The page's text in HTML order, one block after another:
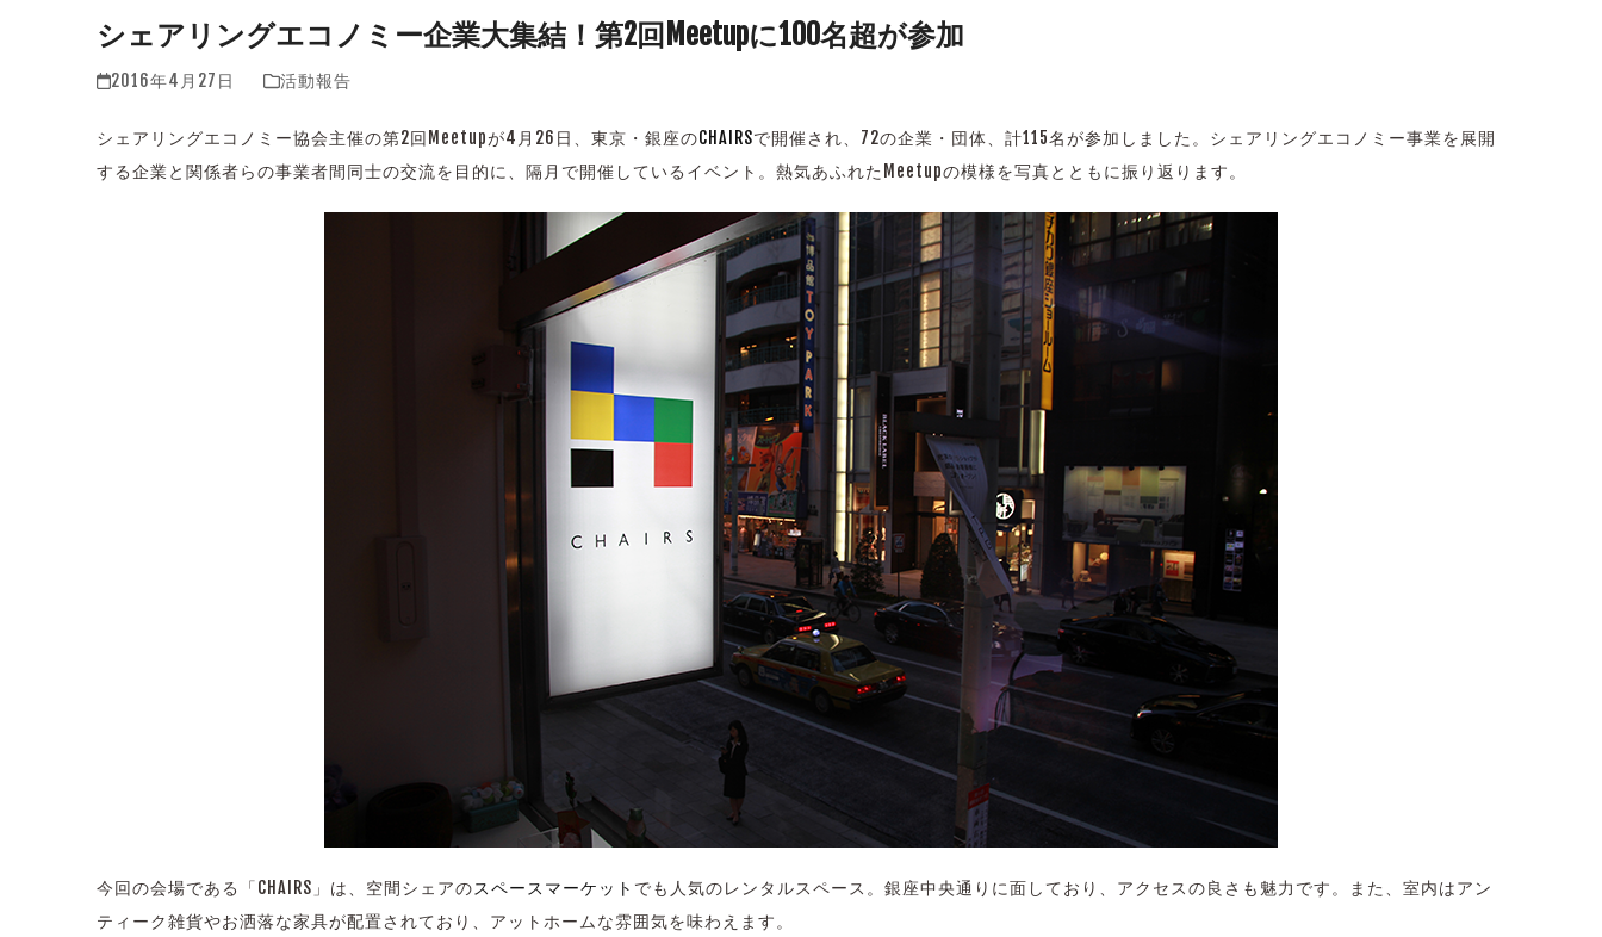
シェアリングエコノミー企業大集結！第2回Meetupに100名超が参加
2016年4月27日 活動報告
シェアリングエコノミー協会主催の第2回Meetupが4月26日、東京・銀座のCHAIRSで開催され、72の企業・団体、計115名が参加しました。シェアリングエコノミー事業を展開
する企業と関係者らの事業者間同士の交流を目的に、隔月で開催しているイベント。熱気あふれたMeetupの模様を写真とともに振り返ります。
今回の会場である「CHAIRS」は、空間シェアのスペースマーケット でも人気のレンタルスペース。銀座中央通りに面しており、アクセスの良さも魅力です。また、室内はアン
ティーク雑貨やお洒落な家具が配置されており、アットホームな雰囲気を味わえます。